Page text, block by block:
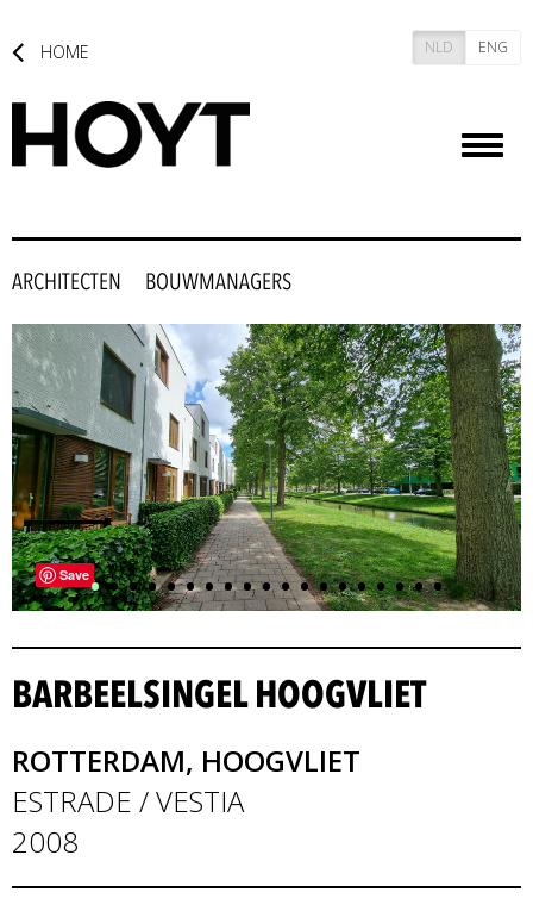
HOME NLD ENG
ARCHITECTEN BOUWMANAGERS
•••••••••••••••••••
Save
BARBEELSINGEL HOOGVLIET
ROTTERDAM, HOOGVLIET
ESTRADE / VESTIA
2008